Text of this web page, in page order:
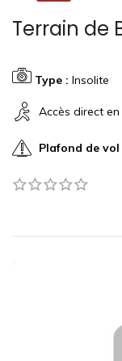
Terrain de
Type : Insolite
Accès direct
Plafond de vol